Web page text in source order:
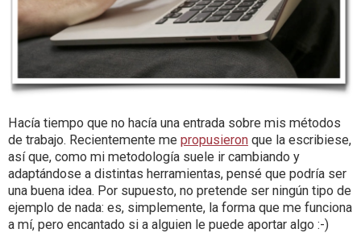
Hacía tiempo que no hacía una entrada sobre mis métodos
de trabajo. Recientemente me propusieron que la escribiese,
así que, como mi metodología suele ir cambiando y
adaptándose a distintas herramientas, pensé que podría ser
una buena idea. Por supuesto, no pretende ser ningún tipo de
ejemplo de nada: es, simplemente, la forma que me funciona
a mí, pero encantado si a alguien le puede aportar algo :-)